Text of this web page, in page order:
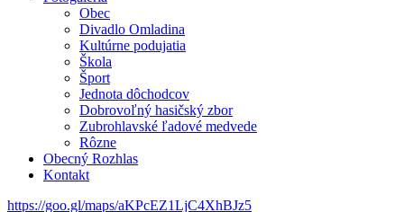
Obec
Divadlo Omladina
Kultúrne podujatia
Škola
Šport
Jednota dôchodcov
Dobrovoľný hasičský zbor
Zubrohlavské ľadové medvede
Rôzne
Obecný Rozhlas
Kontakt
https://goo.gl/maps/aKPcEZ1LjC4XhBJz5